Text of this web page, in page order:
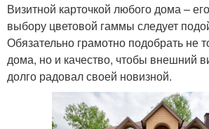
Визитной карточкой любого дома –
выбору цветовой гаммы следует
Обязательно грамотно подобрать не
дома, но и качество, чтобы внешний
долго радовал своей новизной.